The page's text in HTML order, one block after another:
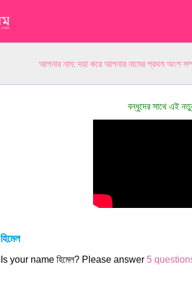
আপনার নাম: দয়া করে আপনার নামের প্রথম অংশ
বন্ধুদের সাথে এই
হিমেল
Is your name হিমেল? Please answer 5